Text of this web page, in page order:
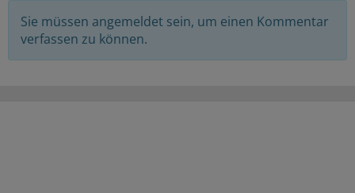
Sie müssen angemeldet sein, um einen Kommentar
verfassen zu können.